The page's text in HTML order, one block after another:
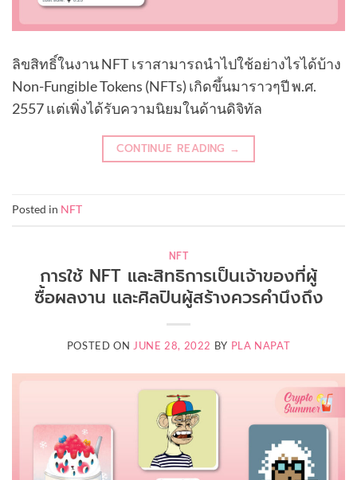
ลิขสิทธิ์ในงาน NFT เราสามารถนำไปใช้อย่างไรได้บ้าง
Non-Fungible Tokens (NFTs) เกิดขึ้นมาราวๆปี พ.ศ.
2557 แต่เพิ่งได้รับความนิยมในด้านดิจิทัล
CONTINUE READING →
Posted in NFT
NFT
การใช้ NFT และสิทธิการเป็นเจ้าของที่ผู้
ซื้อผลงาน และศิลปินผู้สร้างควรคำนึงถึง
POSTED ON JUNE 28, 2022 BY PLA NAPAT